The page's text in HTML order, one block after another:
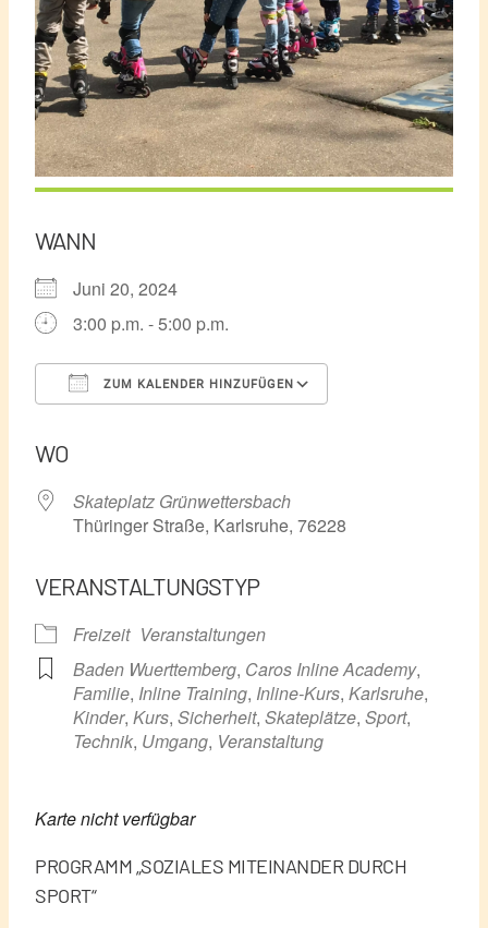
WANN
Juni 20, 2024
3:00 p.m. - 5:00 p.m.
ZUM KALENDER HINZUFÜGEN
WO
Skateplatz Grünwettersbach
Thüringer Straße, Karlsruhe, 76228
VERANSTALTUNGSTYP
Freizeit Veranstaltungen
Baden Wuerttemberg, Caros Inline Academy,
Familie, Inline Training, Inline-Kurs, Karlsruhe,
Kinder, Kurs, Sicherheit, Skateplätze, Sport,
Technik, Umgang, Veranstaltung
Karte nicht verfügbar
PROGRAMM „SOZIALES MITEINANDER DURCH
SPORT“